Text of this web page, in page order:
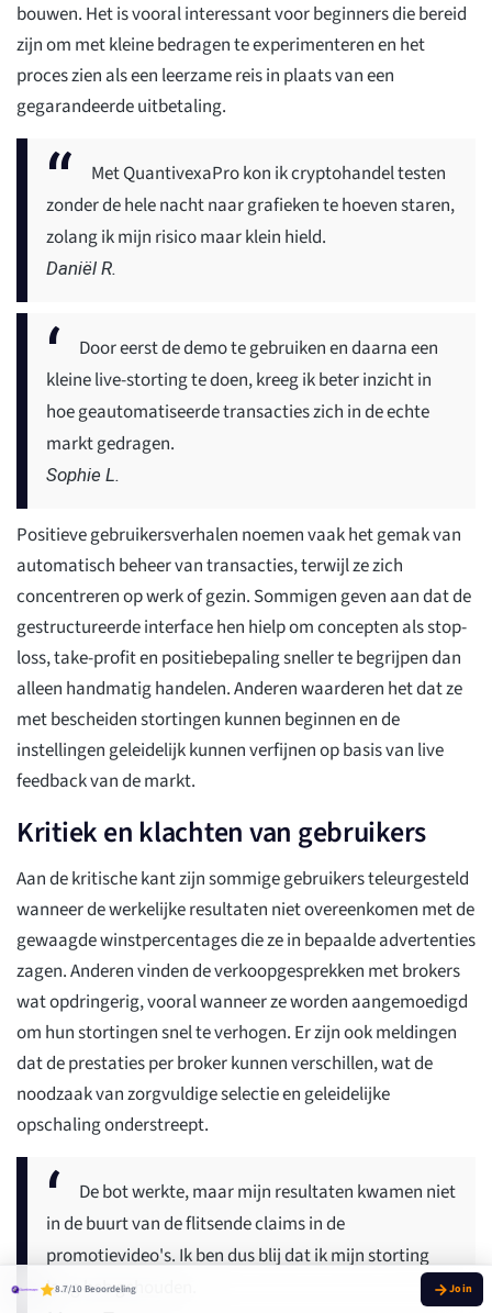
bouwen. Het is vooral interessant voor beginners die bereid
zijn om met kleine bedragen te experimenteren en het
proces zien als een leerzame reis in plaats van een
gegarandeerde uitbetaling.
Met QuantivexaPro kon ik cryptohandel testen
zonder de hele nacht naar grafieken te hoeven staren,
zolang ik mijn risico maar klein hield.
Daniël R.
Door eerst de demo te gebruiken en daarna een
kleine live-storting te doen, kreeg ik beter inzicht in
hoe geautomatiseerde transacties zich in de echte
markt gedragen.
Sophie L.
Positieve gebruikersverhalen noemen vaak het gemak van
automatisch beheer van transacties, terwijl ze zich
concentreren op werk of gezin. Sommigen geven aan dat de
gestructureerde interface hen hielp om concepten als stop-
loss, take-profit en positiebepaling sneller te begrijpen dan
alleen handmatig handelen. Anderen waarderen het dat ze
met bescheiden stortingen kunnen beginnen en de
instellingen geleidelijk kunnen verfijnen op basis van live
feedback van de markt.
Kritiek en klachten van gebruikers
Aan de kritische kant zijn sommige gebruikers teleurgesteld
wanneer de werkelijke resultaten niet overeenkomen met de
gewaagde winstpercentages die ze in bepaalde advertenties
zagen. Anderen vinden de verkoopgesprekken met brokers
wat opdringerig, vooral wanneer ze worden aangemoedigd
om hun stortingen snel te verhogen. Er zijn ook meldingen
dat de prestaties per broker kunnen verschillen, wat de
noodzaak van zorgvuldige selectie en geleidelijke
opschaling onderstreept.
De bot werkte, maar mijn resultaten kwamen niet
in de buurt van de flitsende claims in de
promotievideo's. Ik ben dus blij dat ik mijn storting
laag heb gehouden.
8.7/10 Beoordeling